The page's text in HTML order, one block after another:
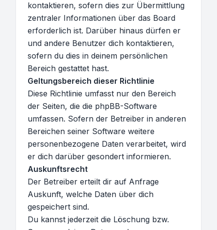
kontaktieren, sofern dies zur Übermittlung
zentraler Informationen über das Board
erforderlich ist. Darüber hinaus dürfen er
und andere Benutzer dich kontaktieren,
sofern du dies in deinem persönlichen
Bereich gestattet hast.
Geltungsbereich dieser Richtlinie
Diese Richtlinie umfasst nur den Bereich
der Seiten, die die phpBB-Software
umfassen. Sofern der Betreiber in anderen
Bereichen seiner Software weitere
personenbezogene Daten verarbeitet, wird
er dich darüber gesondert informieren.
Auskunftsrecht
Der Betreiber erteilt dir auf Anfrage
Auskunft, welche Daten über dich
gespeichert sind.
Du kannst jederzeit die Löschung bzw.